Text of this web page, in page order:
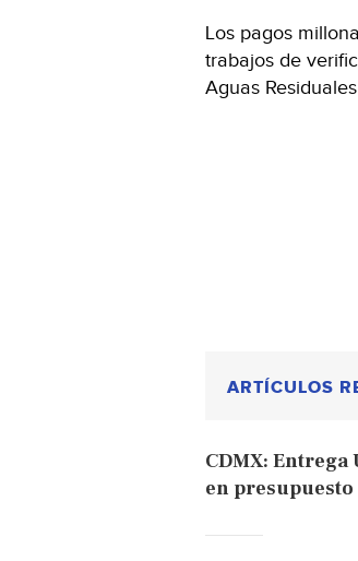
Los pagos
trabajos de
Aguas
ARTÍCULOS
CDMX:
en